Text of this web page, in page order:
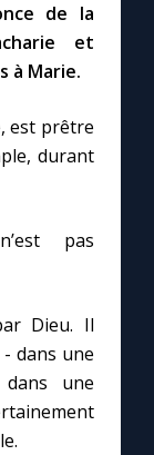
de la
et
à Marie.
est prêtre
durant
pas
Dieu. Il
dans une
une